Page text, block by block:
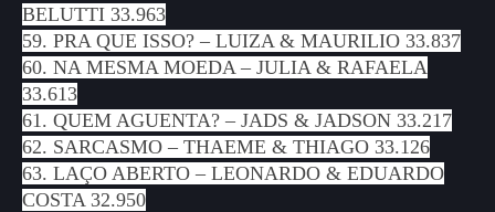
BELUTTI 33.963
59. PRA QUE ISSO? – LUIZA & MAURILIO 33.837
60. NA MESMA MOEDA – JULIA & RAFAELA
33.613
61. QUEM AGUENTA? – JADS & JADSON 33.217
62. SARCASMO – THAEME & THIAGO 33.126
63. LAÇO ABERTO – LEONARDO & EDUARDO
COSTA 32.950